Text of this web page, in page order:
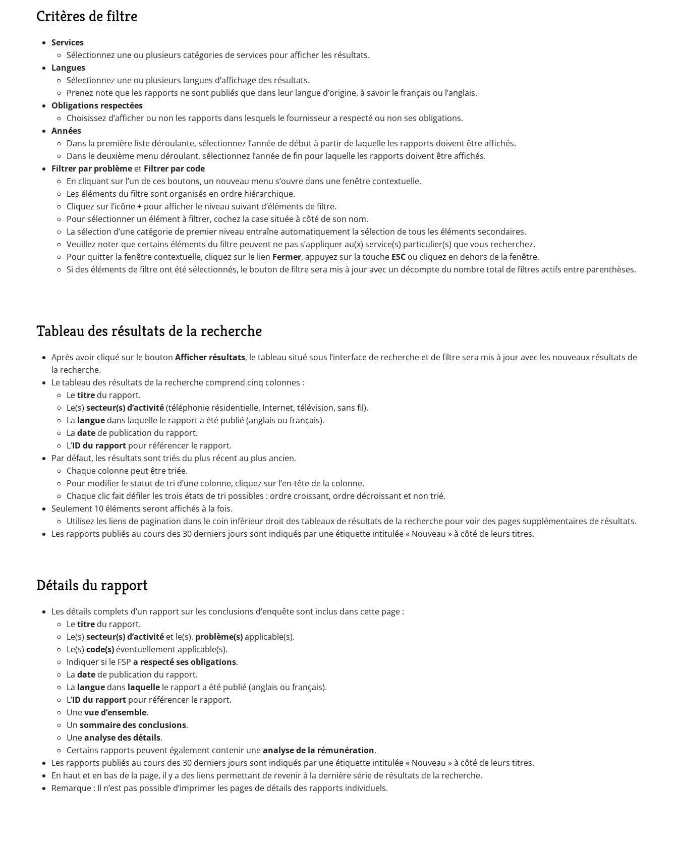
Critères de filtre
Services
Sélectionnez une ou plusieurs catégories de services pour afficher les résultats.
Langues
Sélectionnez une ou plusieurs langues d’affichage des résultats.
Prenez note que les rapports ne sont publiés que dans leur langue d’origine, à savoir le français ou l’anglais.
Obligations respectées
Choisissez d’afficher ou non les rapports dans lesquels le fournisseur a respecté ou non ses obligations.
Années
Dans la première liste déroulante, sélectionnez l’année de début à partir de laquelle les rapports doivent être affichés.
Dans le deuxième menu déroulant, sélectionnez l’année de fin pour laquelle les rapports doivent être affichés.
Filtrer par problème et Filtrer par code
En cliquant sur l’un de ces boutons, un nouveau menu s’ouvre dans une fenêtre contextuelle.
Les éléments du filtre sont organisés en ordre hiérarchique.
Cliquez sur l’icône+ pour afficher le niveau suivant d’éléments de filtre.
Pour sélectionner un élément à filtrer, cochez la case située à côté de son nom.
La sélection d’une catégorie de premier niveau entraîne automatiquement la sélection de tous les éléments secondaires.
Veuillez noter que certains éléments du filtre peuvent ne pas s’appliquer au(x) service(s) particulier(s) que vous recherchez.
Pour quitter la fenêtre contextuelle, cliquez sur le lien Fermer, appuyez sur la touche ESC ou cliquez en dehors de la fenêtre.
Si des éléments de filtre ont été sélectionnés, le bouton de filtre sera mis à jour avec un décompte du nombre total de filtres actifs entre parenthèses.
Tableau des résultats de la recherche
Après avoir cliqué sur le bouton Afficher résultats, le tableau situé sous l’interface de recherche et de filtre sera mis à jour avec les nouveaux résultats de
la recherche.
Le tableau des résultats de la recherche comprend cinq colonnes :
Letitre du rapport.
Le(s) secteur(s) d’activité(téléphonie résidentielle, Internet, télévision, sans fil).
La langue dans laquelle le rapport a été publié (anglais ou français).
La date de publication du rapport.
L’ID du rapport pour référencer le rapport.
Par défaut, les résultats sont triés du plus récent au plus ancien.
Chaque colonne peut être triée.
Pour modifier le statut de tri d’une colonne, cliquez sur l’en-tête de la colonne.
Chaque clic fait défiler les trois états de tri possibles : ordre croissant, ordre décroissant et non trié.
Seulement 10 éléments seront affichés à la fois.
Utilisez les liens de pagination dans le coin inférieur droit des tableaux de résultats de la recherche pour voir des pages supplémentaires de résultats.
Les rapports publiés au cours des 30 derniers jours sont indiqués par une étiquette intitulée « Nouveau » à côté de leurs titres.
Détails du rapport
Les détails complets d’un rapport sur les conclusions d’enquête sont inclus dans cette page :
Letitre du rapport.
Le(s) secteur(s) d’activité et le(s). problème(s)applicable(s).
Le(s) code(s) éventuellement applicable(s).
Indiquer si le FSP a respecté ses obligations.
La date de publication du rapport.
La langue dans laquelle le rapport a été publié (anglais ou français).
L’ID du rapport pour référencer le rapport.
Unevue d’ensemble.
Un sommaire des conclusions.
Uneanalyse des détails.
Certains rapports peuvent également contenir uneanalyse de la rémunération.
Les rapports publiés au cours des 30 derniers jours sont indiqués par une étiquette intitulée « Nouveau » à côté de leurs titres.
En haut et en bas de la page, il y a des liens permettant de revenir à la dernière série de résultats de la recherche.
Remarque : Il n’est pas possible d’imprimer les pages de détails des rapports individuels.